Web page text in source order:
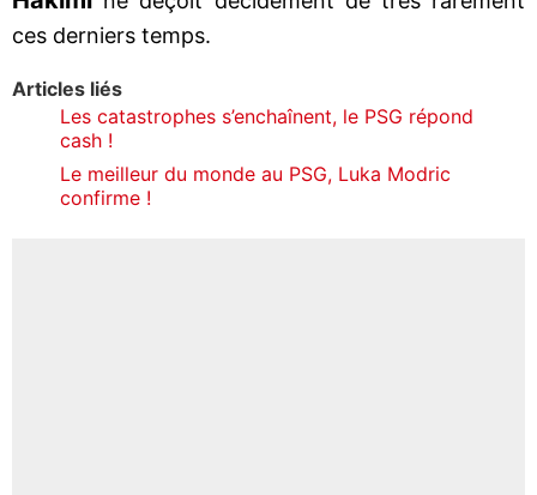
ces derniers temps.
Articles liés
Les catastrophes s’enchaînent, le PSG répond
cash !
Le meilleur du monde au PSG, Luka Modric
confirme !